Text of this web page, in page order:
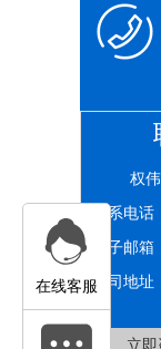
权
联系电
电子邮
公司地址
立即
在线客服